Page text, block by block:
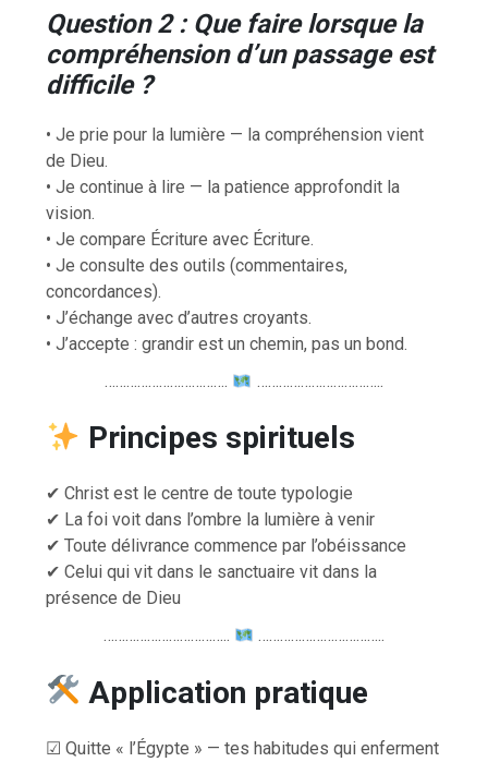
Question 2 : Que faire lorsque la
compréhension d’un passage est
difficile ?
• Je prie pour la lumière — la compréhension vient
de Dieu.
• Je continue à lire — la patience approfondit la
vision.
• Je compare Écriture avec Écriture.
• Je consulte des outils (commentaires,
concordances).
• J’échange avec d’autres croyants.
• J’accepte : grandir est un chemin, pas un bond.
…………………………….
……………………………..
Principes spirituels
✔ Christ est le centre de toute typologie
✔ La foi voit dans l’ombre la lumière à venir
✔ Toute délivrance commence par l’obéissance
✔ Celui qui vit dans le sanctuaire vit dans la
présence de Dieu
……………………………..
……………………………..
Application pratique
☑ Quitte « l’Égypte » — tes habitudes qui enferment